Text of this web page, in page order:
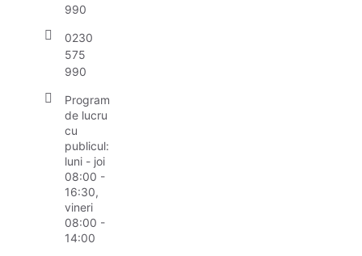
990
0230
575
990
Program
de lucru
cu
publicul:
luni - joi
08:00 -
16:30,
vineri
08:00 -
14:00